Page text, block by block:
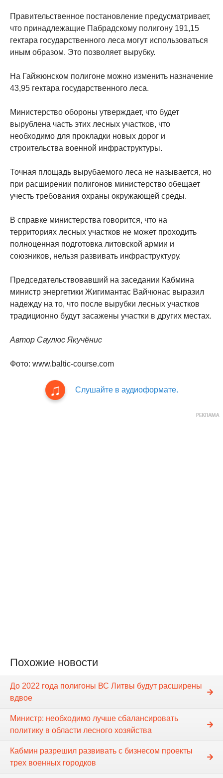
Правительственное постановление предусматривает,
что принадлежащие Пабрадскому полигону 191,15
гектара государственного леса могут использоваться
иным образом. Это позволяет вырубку.
На Гайжюнском полигоне можно изменить назначение
43,95 гектара государственного леса.
Министерство обороны утверждает, что будет
вырублена часть этих лесных участков, что
необходимо для прокладки новых дорог и
строительства военной инфраструктуры.
Точная площадь вырубаемого леса не называется, но
при расширении полигонов министерство обещает
учесть требования охраны окружающей среды.
В справке министерства говорится, что на
территориях лесных участков не может проходить
полноценная подготовка литовской армии и
союзников, нельзя развивать инфраструктуру.
Председательствовавший на заседании Кабмина
министр энергетики Жигимантас Вайчюнас выразил
надежду на то, что после вырубки лесных участков
традиционно будут засажены участки в других местах.
Автор Саулюс Якучёнис
Фото: www.baltic-course.com
Слушайте в аудиоформате.
Похожие новости
До 2022 года полигоны ВС Литвы будут расширены
вдвое
Министр: необходимо лучше сбалансировать
политику в области лесного хозяйства
Кабмин разрешил развивать с бизнесом проекты
трех военных городков